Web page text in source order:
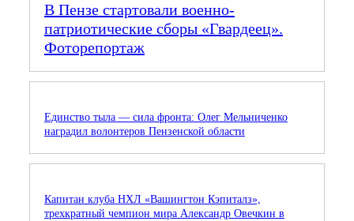
В Пензе стартовали военно-
патриотические сборы «Гвардеец».
Фоторепортаж
Единство тыла — сила фронта: Олег Мельниченко
наградил волонтеров Пензенской области
Капитан клуба НХЛ «Вашингтон Кэпиталз»,
трехкратный чемпион мира Александр Овечкин в